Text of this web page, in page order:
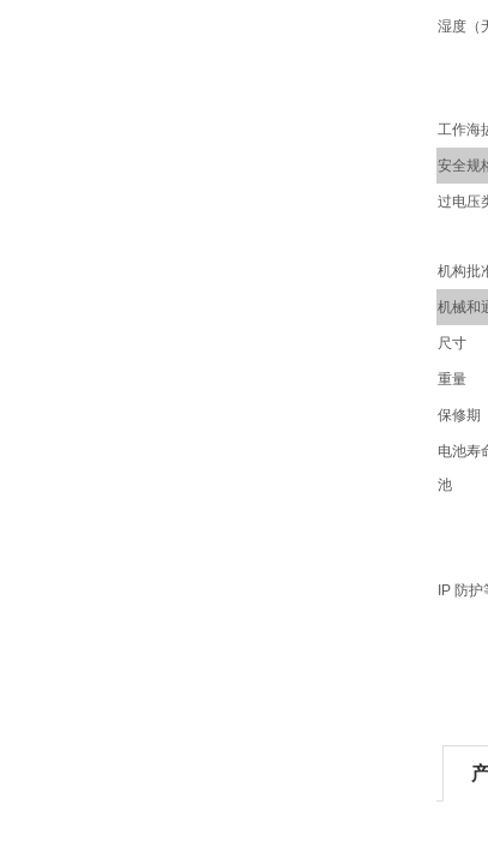
湿度（
工作海
安全规
过电压
机构批
机械和
尺寸
重量
保修期
电池寿
池
IP 防护